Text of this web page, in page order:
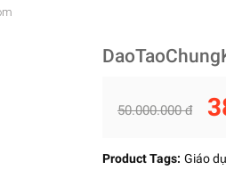
50.000.000 đ
Product Tags: Giáo